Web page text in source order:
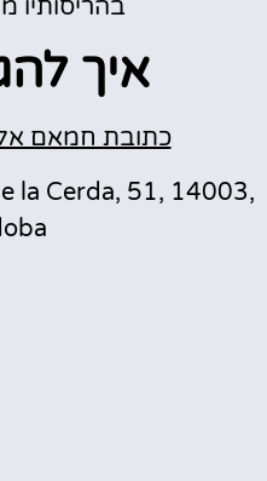
בהריסותיו
איך
כתובת חמאם אל
la Cerda, 51, 14003,